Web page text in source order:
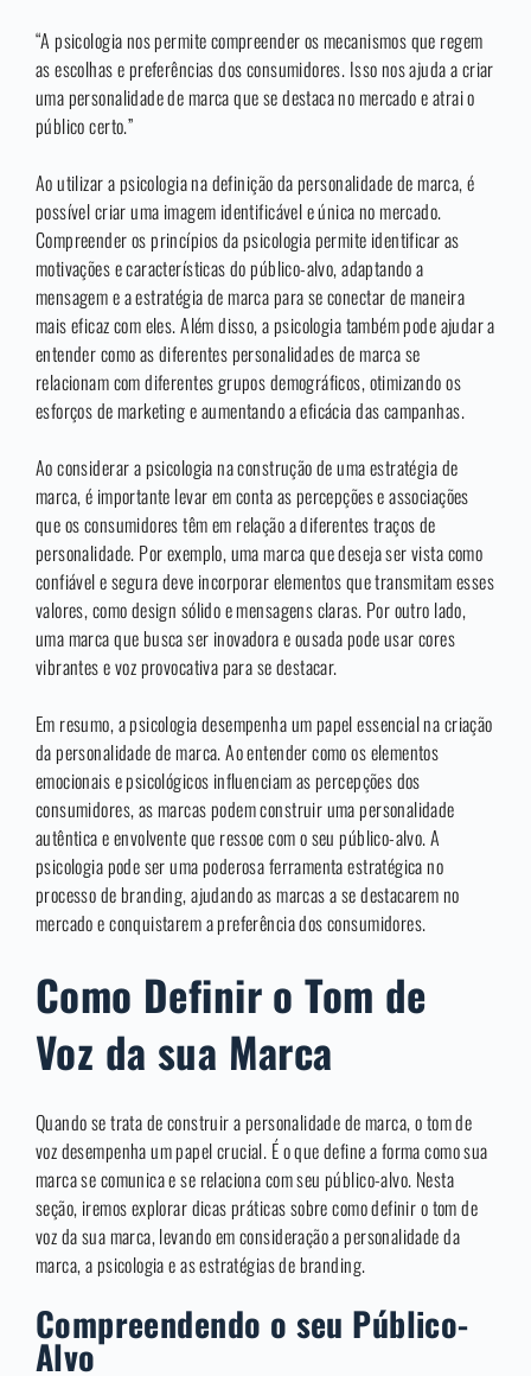
“A psicologia nos permite compreender os mecanismos que regem
as escolhas e preferências dos consumidores. Isso nos ajuda a criar
uma personalidade de marca que se destaca no mercado e atrai o
público certo.”
Ao utilizar a psicologia na definição da personalidade de marca, é
possível criar uma imagem identificável e única no mercado.
Compreender os princípios da psicologia permite identificar as
motivações e características do público-alvo, adaptando a
mensagem e a estratégia de marca para se conectar de maneira
mais eficaz com eles. Além disso, a psicologia também pode ajudar a
entender como as diferentes personalidades de marca se
relacionam com diferentes grupos demográficos, otimizando os
esforços de marketing e aumentando a eficácia das campanhas.
Ao considerar a psicologia na construção de uma estratégia de
marca, é importante levar em conta as percepções e associações
que os consumidores têm em relação a diferentes traços de
personalidade. Por exemplo, uma marca que deseja ser vista como
confiável e segura deve incorporar elementos que transmitam esses
valores, como design sólido e mensagens claras. Por outro lado,
uma marca que busca ser inovadora e ousada pode usar cores
vibrantes e voz provocativa para se destacar.
Em resumo, a psicologia desempenha um papel essencial na criação
da personalidade de marca. Ao entender como os elementos
emocionais e psicológicos influenciam as percepções dos
consumidores, as marcas podem construir uma personalidade
autêntica e envolvente que ressoe com o seu público-alvo. A
psicologia pode ser uma poderosa ferramenta estratégica no
processo de branding, ajudando as marcas a se destacarem no
mercado e conquistarem a preferência dos consumidores.
Como Definir o Tom de
Voz da sua Marca
Quando se trata de construir a personalidade de marca, o tom de
voz desempenha um papel crucial. É o que define a forma como sua
marca se comunica e se relaciona com seu público-alvo. Nesta
seção, iremos explorar dicas práticas sobre como definir o tom de
voz da sua marca, levando em consideração a personalidade da
marca, a psicologia e as estratégias de branding.
Compreendendo o seu Público-
Alvo